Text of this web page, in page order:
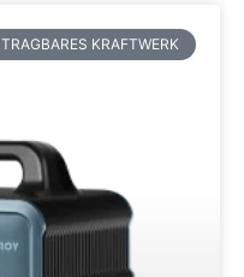
TRAGBARES KRAFTWERK